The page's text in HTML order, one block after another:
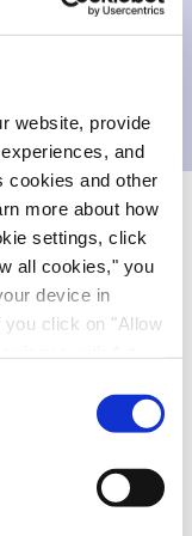
website, provide
and
cookies and other
more about how
settings, click
all cookies," you
device in
click on "Allow
Area, which
under data
that
legal recourse.
Team
details and
will be treated
and